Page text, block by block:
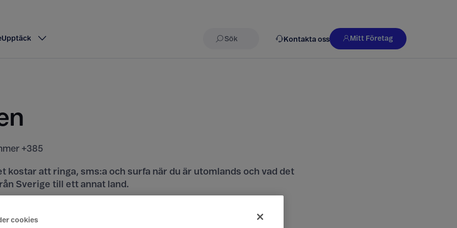
Upptäck
Sök Kontakta oss Mitt Företag
+385
kostar att ringa, sms:a och surfa när du är utomlands och vad det
Sverige till ett annat land.
cookies